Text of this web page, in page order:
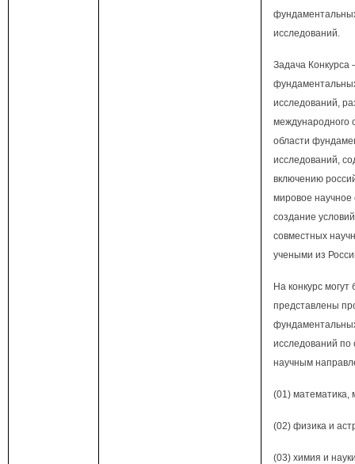
исследований.
Задача Конкурса
исследований,
международного
области
исследований,
включению
мировое научное
создание
совместных
учеными из
На конкурс могут
представлены
исследований
научным
(01) математика,
(02) физика и
(03) химия и